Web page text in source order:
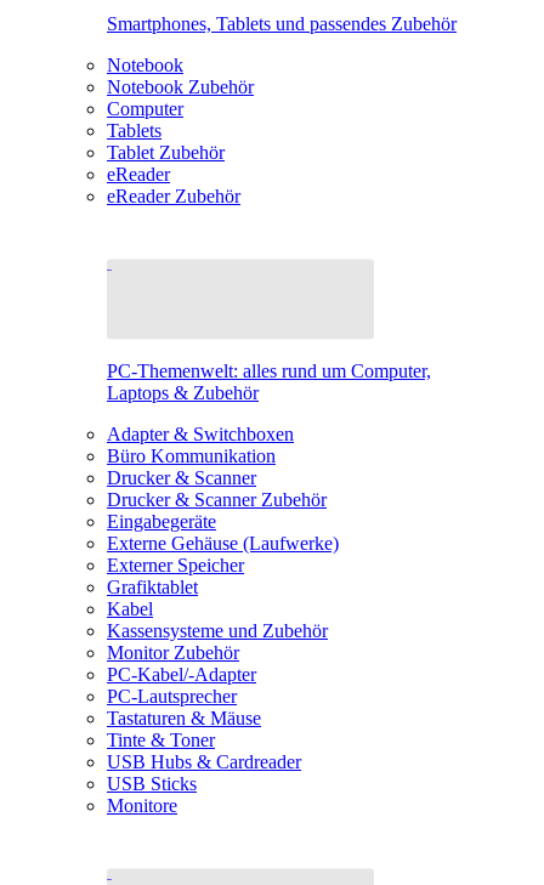
Smartphones, Tablets und passendes Zubehör
Notebook
Notebook Zubehör
Computer
Tablets
Tablet Zubehör
eReader
eReader Zubehör
PC-Themenwelt: alles rund um Computer,
Laptops & Zubehör
Adapter & Switchboxen
Büro Kommunikation
Drucker & Scanner
Drucker & Scanner Zubehör
Eingabegeräte
Externe Gehäuse (Laufwerke)
Externer Speicher
Grafiktablet
Kabel
Kassensysteme und Zubehör
Monitor Zubehör
PC-Kabel/-Adapter
PC-Lautsprecher
Tastaturen & Mäuse
Tinte & Toner
USB Hubs & Cardreader
USB Sticks
Monitore